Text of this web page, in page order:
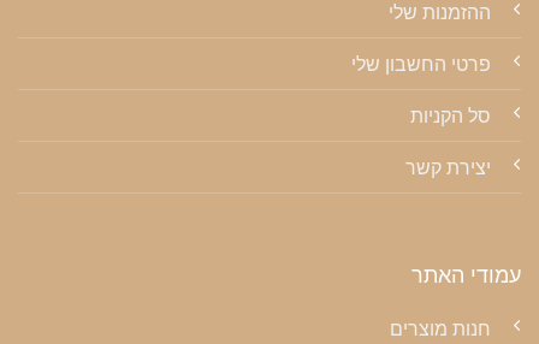
ההזמנות שלי
פרטי החשבון שלי
סל הקניות
יצירת קשר
עמודי האתר
חנות מוצרים